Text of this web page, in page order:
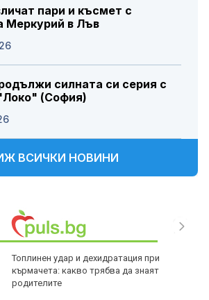
пари и късмет с
Меркурий в Лъв
силната си серия с
(София)
ВСИЧКИ НОВИНИ
Топлинен удар и дехидратация при
кърмачета: какво трябва да знаят
родителите